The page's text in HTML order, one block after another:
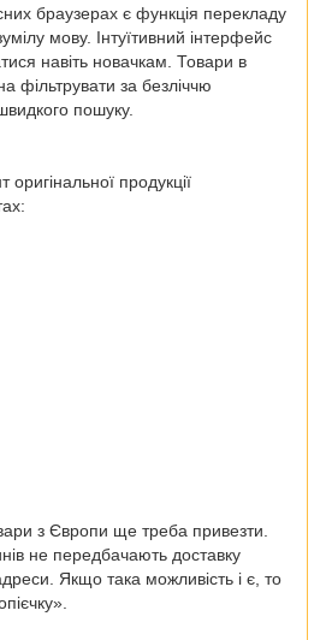
браузерах є функція перекладу
мову. Інтуїтивний інтерфейс
навіть новачкам. Товари в
фільтрувати за безліччю
пошуку.
продукції
з Європи ще треба привезти.
не передбачають доставку
Якщо така можливість і є, то